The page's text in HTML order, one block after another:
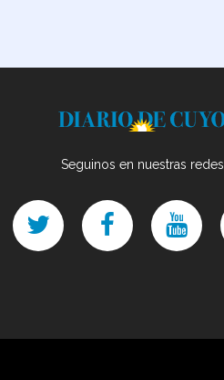
Seguinos en nuestras redes